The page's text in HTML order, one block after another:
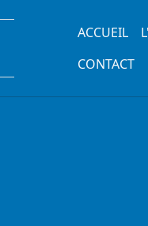
Main
ACCUEIL
CONTACT